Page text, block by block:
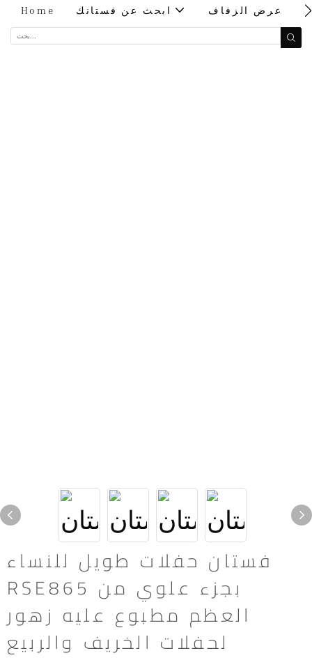
Home ابحث عن فستانك عرض الزفاف
فستان حفلات طويل للنساء
RSE865 بجزء علوي من
العظم مطبوع عليه زهور
لحفلات الخريف والربيع